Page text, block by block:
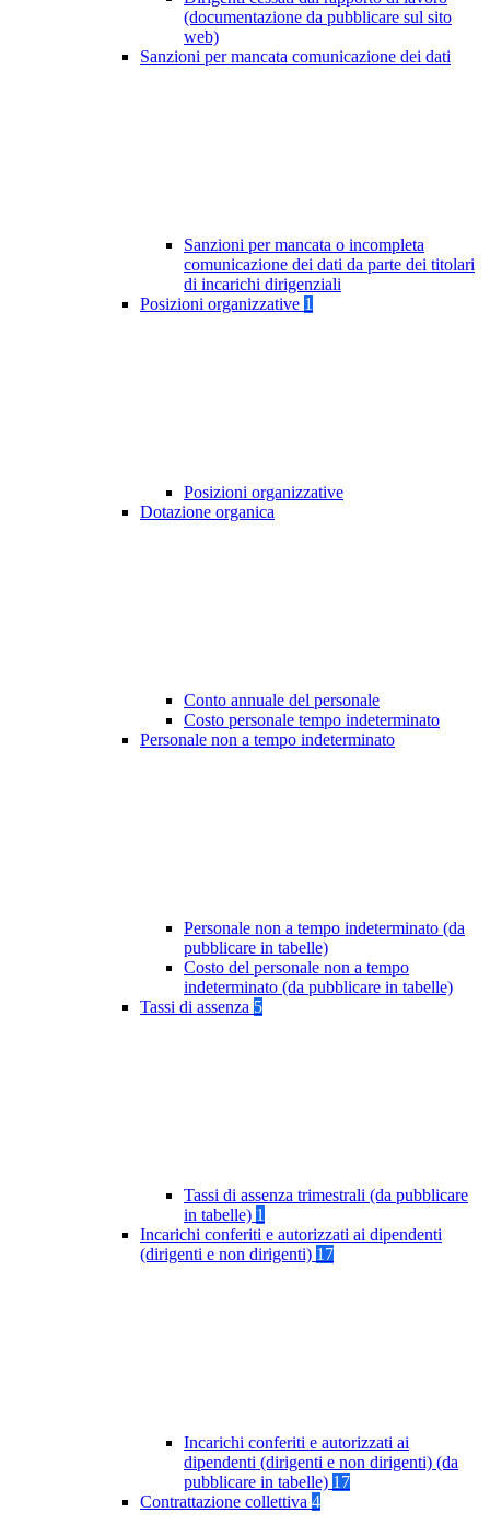
(documentazione da pubblicare sul sito
web)
Sanzioni per mancata comunicazione dei dati
Sanzioni per mancata o incompleta
comunicazione dei dati da parte dei titolari
di incarichi dirigenziali
Posizioni organizzative 1
Posizioni organizzative
Dotazione organica
Conto annuale del personale
Costo personale tempo indeterminato
Personale non a tempo indeterminato
Personale non a tempo indeterminato (da
pubblicare in tabelle)
Costo del personale non a tempo
indeterminato (da pubblicare in tabelle)
Tassi di assenza 5
Tassi di assenza trimestrali (da pubblicare
in tabelle) 1
Incarichi conferiti e autorizzati ai dipendenti
(dirigenti e non dirigenti) 17
Incarichi conferiti e autorizzati ai
dipendenti (dirigenti e non dirigenti) (da
pubblicare in tabelle) 17
Contrattazione collettiva 4